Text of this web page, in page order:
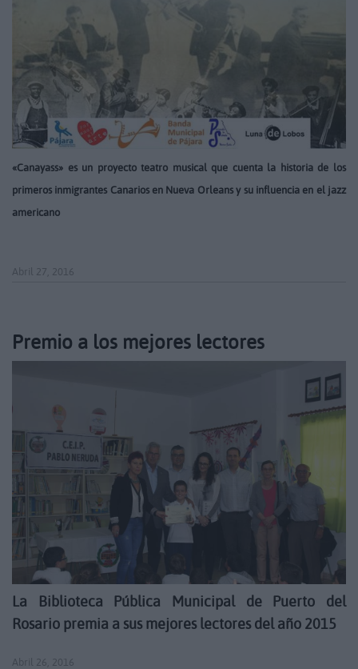
«Canayass» es un proyecto teatro musical que cuenta la historia de los
primeros inmigrantes Canarios en Nueva Orleans y su influencia en el jazz
americano
Abril 27, 2016
Premio a los mejores lectores
La Biblioteca Pública Municipal de Puerto del
Rosario premia a sus mejores lectores del año 2015
Abril 26, 2016